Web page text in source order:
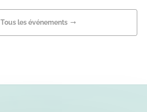
Tous les événements